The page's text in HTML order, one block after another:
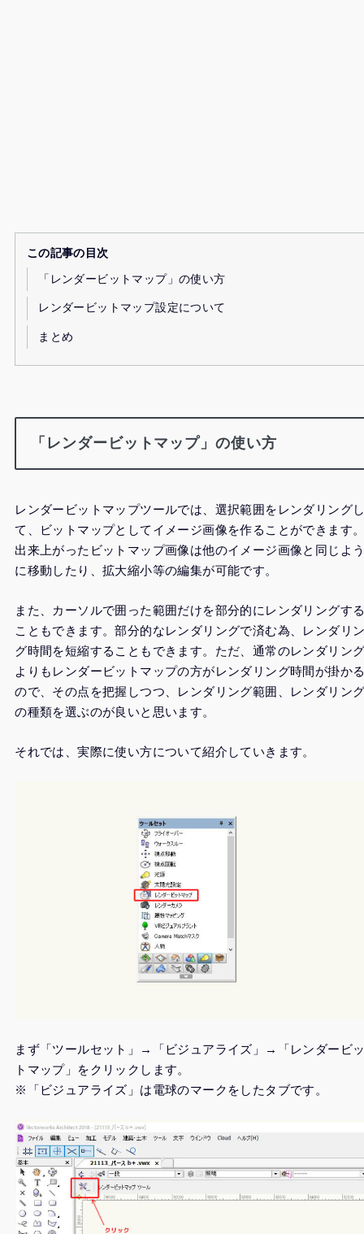
この記事の目次
「レンダービットマップ」の使い方
レンダービットマップ設定について
まとめ
「レンダービットマップ」の使い方
レンダービットマップツールでは、選択範囲をレンダリング
て、ビットマップとしてイメージ画像を作ることができます
出来上がったビットマップ画像は他のイメージ画像と同じよ
に移動したり、拡大縮小等の編集が可能です。
また、カーソルで囲った範囲だけを部分的にレンダリングす
こともできます。部分的なレンダリングで済む為、レンダリ
グ時間を短縮することもできます。ただ、通常のレンダリン
よりもレンダービットマップの方がレンダリング時間が掛か
ので、その点を把握しつつ、レンダリング範囲、レンダリン
の種類を選ぶのが良いと思います。
それでは、実際に使い方について紹介していきます。
まず「ツールセット」→「ビジュアライズ」→「レンダービ
トマップ」をクリックします。
※「ビジュアライズ」は電球のマークをしたタブです。